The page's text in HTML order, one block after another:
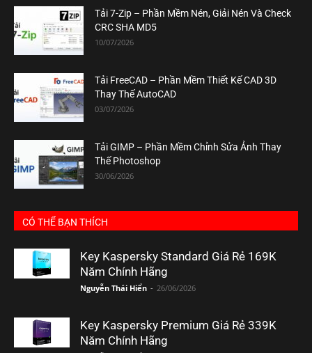
Tải 7-Zip – Phần Mềm Nén, Giải Nén Và Check
CRC SHA MD5
10/07/2026
Tải FreeCAD – Phần Mềm Thiết Kế CAD 3D
Thay Thế AutoCAD
03/07/2026
Tải GIMP – Phần Mềm Chỉnh Sửa Ảnh Thay
Thế Photoshop
30/06/2026
CÓ THỂ BẠN THÍCH
Key Kaspersky Standard Giá Rẻ 169K
Năm Chính Hãng
Nguyễn Thái Hiển - 26/06/2026
Key Kaspersky Premium Giá Rẻ 339K
Năm Chính Hãng